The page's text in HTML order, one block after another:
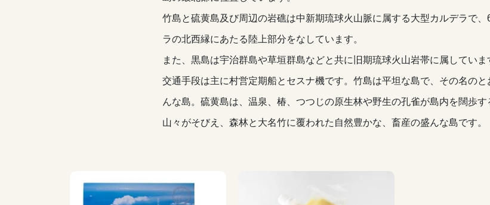
竹島と硫黄島及び周辺の岩礁は中新期琉球火山脈に属する大型カルデラで
ラの北西縁にあたる陸上部分をなしています。
また、黒島は宇治群島や草垣群島などと共に旧期琉球火山岩帯に属していま
交通手段は主に村営定期船とセスナ機です。竹島は平坦な島で、その名の
んな島。硫黄島は、温泉、椿、つつじの原生林や野生の孔雀が島内を闊歩
山々がそびえ、森林と大名竹に覆われた自然豊かな、畜産の盛んな島です。